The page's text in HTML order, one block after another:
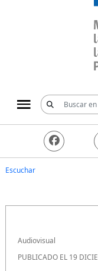
Escuchar
Audiovisual
PUBLICADO EL 19